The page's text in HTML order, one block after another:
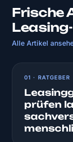
Frische
Alle Artikel
01 · RATGEBER
prüfen